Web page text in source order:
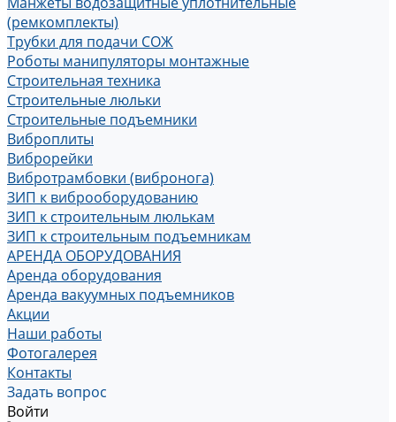
(ремкомплекты)
Трубки для подачи СОЖ
Роботы манипуляторы монтажные
Строительная техника
Строительные люльки
Строительные подъемники
Виброплиты
Виброрейки
Вибротрамбовки (вибронога)
ЗИП к виброоборудованию
ЗИП к строительным люлькам
ЗИП к строительным подъемникам
АРЕНДА ОБОРУДОВАНИЯ
Аренда оборудования
Аренда вакуумных подъемников
Акции
Наши работы
Фотогалерея
Контакты
Задать вопрос
Войти